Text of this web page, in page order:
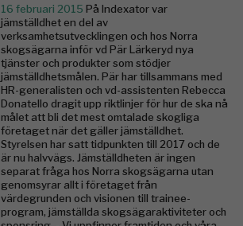
16 februari 2015 På Indexator var
jämställdhet en del av
verksamhetsutvecklingen och hos Norra
skogsägarna inför vd Pär Lärkeryd nya
tjänster och produkter som stödjer
jämställdhetsmålen. Pär har tillsammans med
HR-generalisten och vd-assistenten Rebecca
Donatello dragit upp riktlinjer för hur de ska nå
målet att bli det mest omtalade skogliga
företaget när det gäller jämställdhet.
Styrelsen har satt tidpunkten till 2017 och de
är nu halvvägs. Jämställdheten är ingen
separat fråga hos Norra skogsägarna utan
genomsyrar allt i företaget från
värdegrunden och visionen till trainee-
program, jämställda skogsägaraktiviteter och